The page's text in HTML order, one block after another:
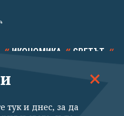
ИКОНОМИКА СВЕТЪТ
КАЛЕЙДОСКОП
тук и днес, за да